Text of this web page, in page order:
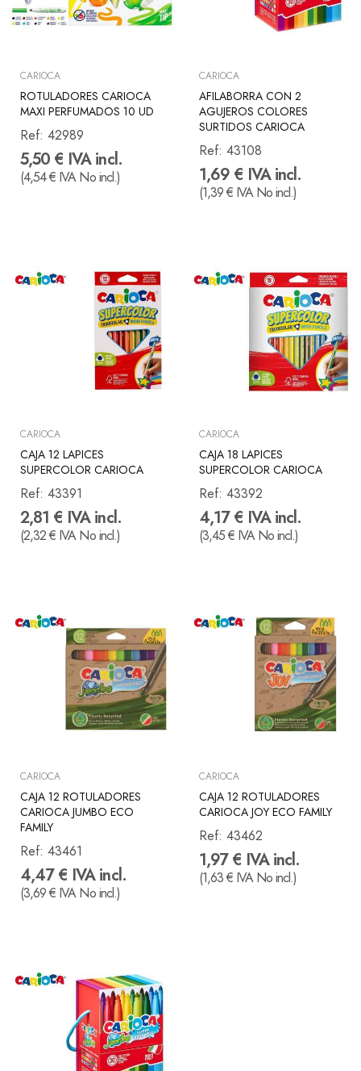
CARIOCA
ROTULADORES CARIOCA
MAXI PERFUMADOS 10 UD
Ref: 42989
5,50 € IVA incl.
(4,54 € IVA No incl.)
CARIOCA
AFILABORRA CON 2
AGUJEROS COLORES
SURTIDOS CARIOCA
Ref: 43108
1,69 € IVA incl.
(1,39 € IVA No incl.)
CARIOCA
CAJA 12 LAPICES
SUPERCOLOR CARIOCA
Ref: 43391
2,81 € IVA incl.
(2,32 € IVA No incl.)
CARIOCA
CAJA 18 LAPICES
SUPERCOLOR CARIOCA
Ref: 43392
4,17 € IVA incl.
(3,45 € IVA No incl.)
CARIOCA
CAJA 12 ROTULADORES
CARIOCA JUMBO ECO
FAMILY
Ref: 43461
4,47 € IVA incl.
(3,69 € IVA No incl.)
CARIOCA
CAJA 12 ROTULADORES
CARIOCA JOY ECO FAMILY
Ref: 43462
1,97 € IVA incl.
(1,63 € IVA No incl.)